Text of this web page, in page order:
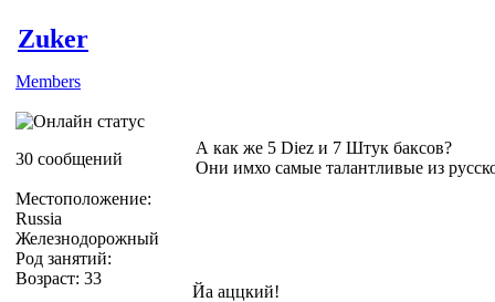
Zuker
Members
30 сообщений
Местоположение:
Russia
Железнодорожный
Род занятий:
Возраст: 33
А как же 5 Diez и 7 Штук баксов?
Они имхо самые талантливые из
Йа аццкий!